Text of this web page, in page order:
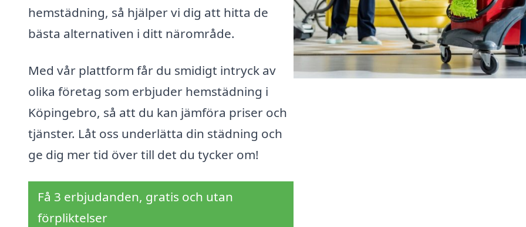
hemstädning, så hjälper vi dig att hitta de
bästa alternativen i ditt närområde.
Med vår plattform får du smidigt intryck av
olika företag som erbjuder hemstädning i
Köpingebro, så att du kan jämföra priser och
tjänster. Låt oss underlätta din städning och
ge dig mer tid över till det du tycker om!
Få 3 erbjudanden, gratis och utan
förpliktelser